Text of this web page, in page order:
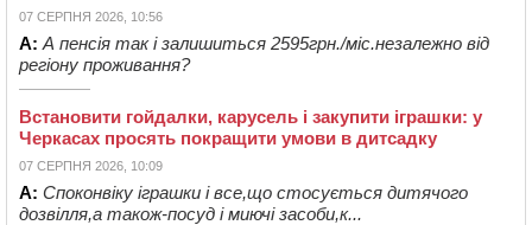
07 СЕРПНЯ 2026, 10:56
А: А пенсія так і залишиться 2595грн./міс.незалежно від
регіону проживання?
Встановити гойдалки, карусель і закупити іграшки: у
Черкасах просять покращити умови в дитсадку
07 СЕРПНЯ 2026, 10:09
А: Споконвіку іграшки і все,що стосується дитячого
дозвілля,а також-посуд і миючі засоби,к...